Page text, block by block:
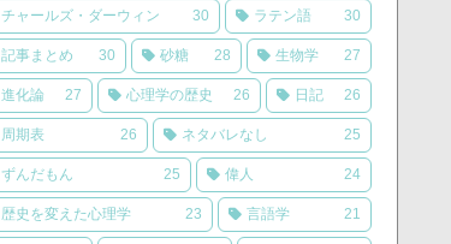
チャールズ・ダーウィン 30 ラテン語 30
記事まとめ 30 砂糖 28 生物学 27
進化論 27 心理学の歴史 26 日記 26
周期表 26 ネタバレなし 25
ずんだもん 25 偉人 24
歴史を変えた心理学 23 言語学 21